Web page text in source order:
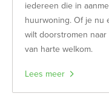
iedereen die in
huurwoning. Of je nu
wilt doorstromen
van harte welkom.
Lees meer